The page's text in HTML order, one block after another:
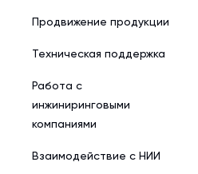
Продвижение продукции
Техническая поддержка
Работа с
инжиниринговыми
компаниями
Взаимодействие с НИИ